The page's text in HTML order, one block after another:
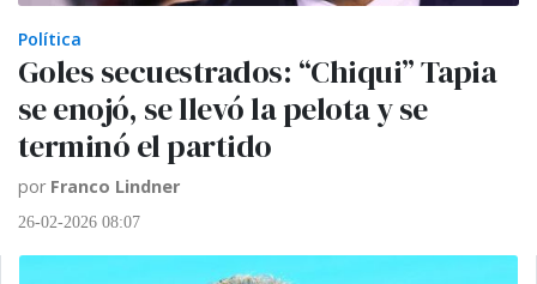
Política
Goles secuestrados: “Chiqui” Tapia
se enojó, se llevó la pelota y se
terminó el partido
por Franco Lindner
26-02-2026 08:07